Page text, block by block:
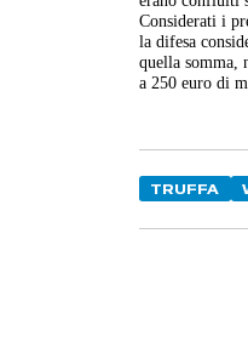
Considerati i
la difesa
quella somma,
a 250 euro di
TRUFFA